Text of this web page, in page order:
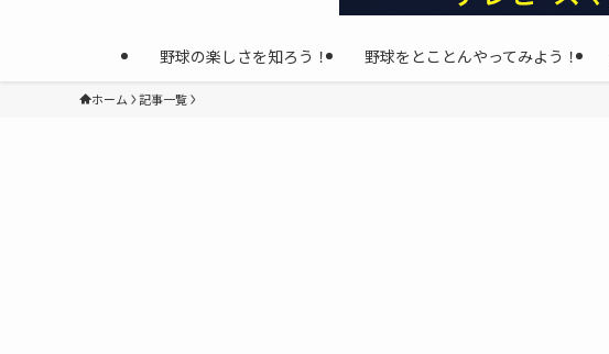
野球の楽しさを知ろう！ 野球をとことんやってみよう！
ホーム 記事一覧